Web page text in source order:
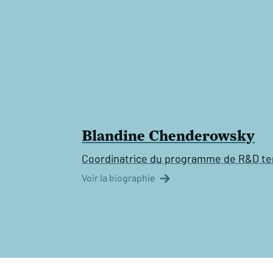
Blandine Chenderowsky
Coordinatrice du programme de R&D
Voir la biographie